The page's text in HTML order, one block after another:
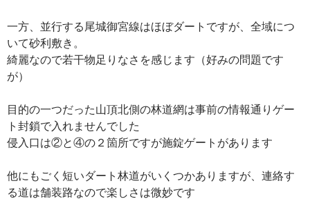
一方、並行する尾城御宮線はほぼダートですが、全域につ
いて砂利敷き。
綺麗なので若干物足りなさを感じます（好みの問題です
が）
目的の一つだった山頂北側の林道網は事前の情報通りゲー
ト封鎖で入れませんでした
侵入口は②と④の２箇所ですが施錠ゲートがあります
他にもごく短いダート林道がいくつかありますが、連絡す
る道は舗装路なので楽しさは微妙です